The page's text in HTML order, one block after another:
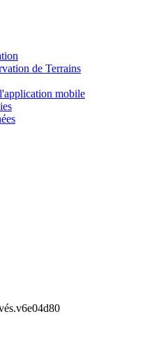
de Terrains
mobile
v6e04d80